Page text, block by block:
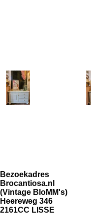
Bezoekadres
Brocantiosa.nl
(Vintage BloMM's)
Heereweg 346
2161CC LISSE